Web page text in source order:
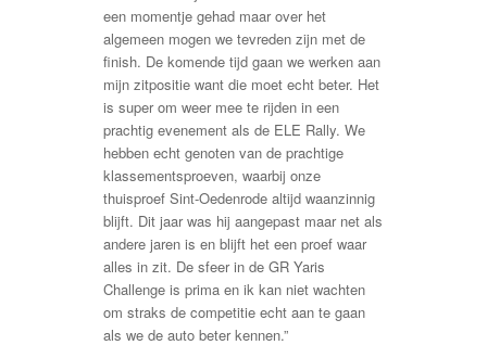
een momentje gehad maar over het
algemeen mogen we tevreden zijn met de
finish. De komende tijd gaan we werken aan
mijn zitpositie want die moet echt beter. Het
is super om weer mee te rijden in een
prachtig evenement als de ELE Rally. We
hebben echt genoten van de prachtige
klassementsproeven, waarbij onze
thuisproef Sint-Oedenrode altijd waanzinnig
blijft. Dit jaar was hij aangepast maar net als
andere jaren is en blijft het een proef waar
alles in zit. De sfeer in de GR Yaris
Challenge is prima en ik kan niet wachten
om straks de competitie echt aan te gaan
als we de auto beter kennen.”